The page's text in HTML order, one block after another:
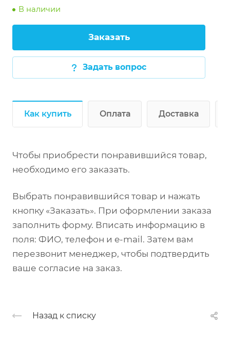
В наличии
Заказать
Задать вопрос
Как купить Оплата Доставка
Чтобы приобрести понравившийся товар,
необходимо его заказать.
Выбрать понравившийся товар и нажать
кнопку «Заказать». При оформлении заказа
заполнить форму. Вписать информацию в
поля: ФИО, телефон и e-mail. Затем вам
перезвонит менеджер, чтобы подтвердить
ваше согласие на заказ.
Назад к списку